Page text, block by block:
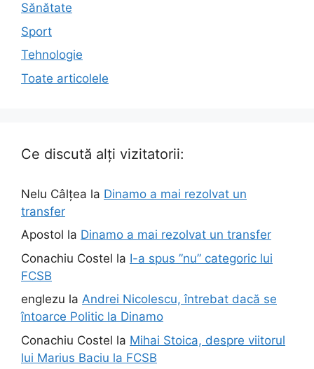
Sănătate
Sport
Tehnologie
Toate articolele
Ce discută alți vizitatorii:
Nelu Câlțea la Dinamo a mai rezolvat un
transfer
Apostol la Dinamo a mai rezolvat un transfer
Conachiu Costel la I-a spus ”nu” categoric lui
FCSB
englezu la Andrei Nicolescu, întrebat dacă se
întoarce Politic la Dinamo
Conachiu Costel la Mihai Stoica, despre viitorul
lui Marius Baciu la FCSB